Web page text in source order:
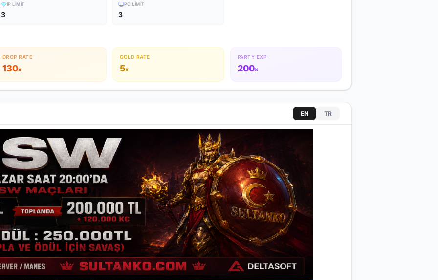
IP LIMIT
3
PC LIMIT
3
DROP RATE
130x
GOLD RATE
5x
PARTY EXP
200x
EN TR